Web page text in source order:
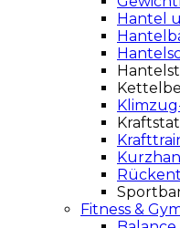
Hantel
Fitness &